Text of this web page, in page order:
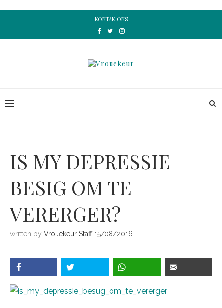
KONTAK ONS
IS MY DEPRESSIE
BESIG OM TE
VERERGER?
written by Vrouekeur Staff 15/08/2016